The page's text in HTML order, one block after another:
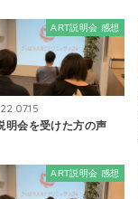
ART説明会 感想
明会を受けた方の声
ART説明会 感想